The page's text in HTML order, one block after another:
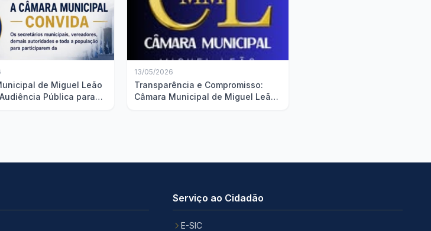
de Miguel Leão
Pública para
13/05/2026
Transparência e Compromisso:
Câmara Municipal de Miguel Leão
Serviço ao Cidadão
E-SIC